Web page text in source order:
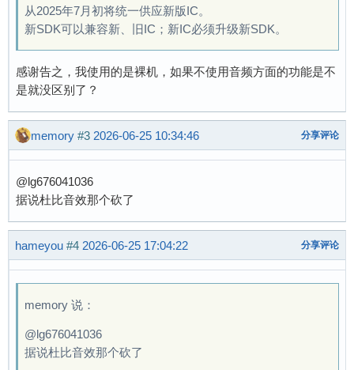
从2025年7月初将统一供应新版IC。
新SDK可以兼容新、旧IC；新IC必须升级新SDK。
感谢告之，我使用的是裸机，如果不使用音频方面的功能是不
是就没区别了？
memory #3 2026-06-25 10:34:46 分享评论
@lg676041036
据说杜比音效那个砍了
hameyou #4 2026-06-25 17:04:22 分享评论
memory 说：
@lg676041036
据说杜比音效那个砍了